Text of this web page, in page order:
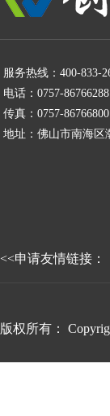
服务热线：400-833-
电话：0757-86766288
传真：0757-86766800
地址：佛山市南海区
<<申请友情链接：
版权所有：